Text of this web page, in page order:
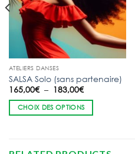
ATELIERS DANSES
SALSA Solo (sans partenaire)
165,00€ – 183,00€Plage
prix :
165,00€
CHOIX DES OPTIONS